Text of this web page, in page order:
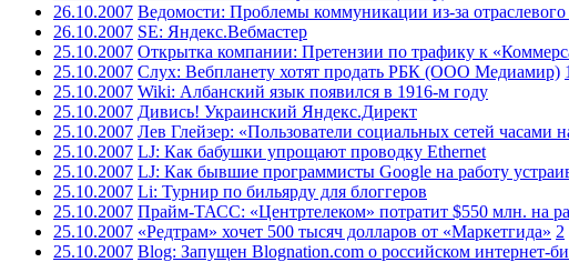
26.10.2007 Ведомости: Проблемы коммуникации из-за отраслевого
26.10.2007 SE: Яндекс.Вебмастер
25.10.2007 Открытка компании: Претензии по трафику к
25.10.2007 Слух: Вебпланету хотят продать РБК (ООО Медиамир)
25.10.2007 Wiki: Албанский язык появился в 1916-м году
25.10.2007 Дивись! Украинский Яндекс.Директ
25.10.2007 Лев Глейзер: «Пользователи социальных сетей часами
25.10.2007 LJ: Как бабушки упрощают проводку Ethernet
25.10.2007 LJ: Как бывшие программисты Google на работу
25.10.2007 Li: Турнир по бильярду для блоггеров
25.10.2007 Прайм-ТАСС: «Центртелеком» потратит $550 млн. на
25.10.2007 «Редтрам» хочет 500 тысяч долларов от «Маркетгида» 2
25.10.2007 Blog: Запущен Blognation.com о российском интернет-